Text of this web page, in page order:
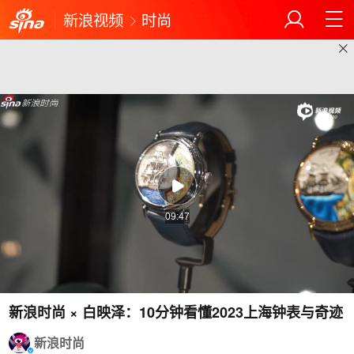
新浪视频 时尚
09:47
新浪时尚 × 白映泽：10分钟看懂2023上海钟表与奇迹
新浪时尚